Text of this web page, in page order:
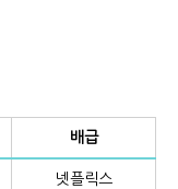
배급
넷플릭스